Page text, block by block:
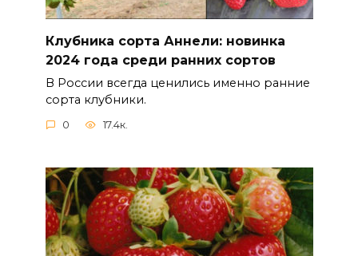
Клубника сорта Аннели: новинка
2024 года среди ранних сортов
В России всегда ценились именно ранние
сорта клубники.
0 17.4к.